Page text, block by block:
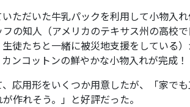
ただいた牛乳パックを利用して小物入
の知人（アメリカのテキサス州の高校
生徒たちと一緒に被災地支援をしている
ンコットンの鮮やかな小物入れが完成！
応用形をいくつか用意したが、「家で
作れそう。」と好評だった。